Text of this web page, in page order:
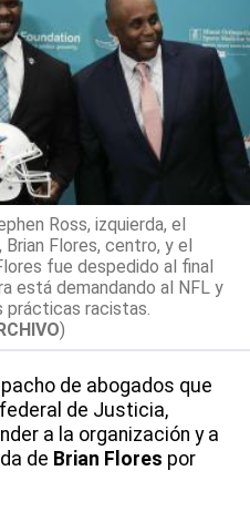
Ross, izquierda, el
Flores, centro, y el
fue despedido al final
está demandando al NFL y
prácticas racistas.
)
de abogados que
de Justicia,
a la organización y a
de Brian Flores por